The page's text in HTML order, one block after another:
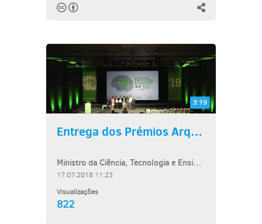
3:19
Entrega dos Prémios Arquivo.pt
Ministro da Ciência, Tecnologia e Ensino Superior e Vogal do Concelho...
17.07.2018 11:23
Visualizações
822